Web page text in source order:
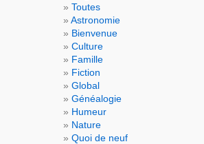
Toutes
Astronomie
Bienvenue
Culture
Famille
Fiction
Global
Généalogie
Humeur
Nature
Quoi de neuf